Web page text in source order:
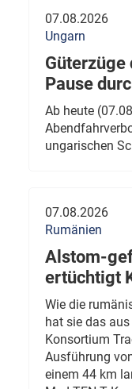
07.08.2026
Ungarn
Güterzüge
Pause
Ab heute
ungarischen
07.08.2026
Rumänien
Alstom-
ertüchtigt
Wie die
hat sie das
Konsortium
Ausführung
einem 44 km